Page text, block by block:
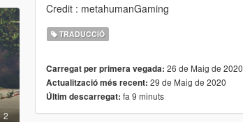
2
Credit : metahumanGaming
TRADUCCIÓ
Carregat per primera vegada: 26 de Maig de 2020
Actualització més recent: 29 de Maig de 2020
Últim descarregat: fa 9 minuts